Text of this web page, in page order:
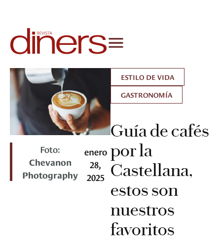
Foto:
Chevanon
Photography
enero
28,
2025
ESTILO DE VIDA
GASTRONOMÍA
Guía de cafés
por la
Castellana,
estos son
nuestros
favoritos